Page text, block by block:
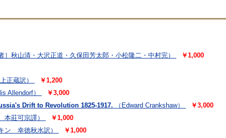
］秋山清・大沢正道・久保田芳太郎・小松隆二・中村完）
￥1,000
上正蔵訳）
￥1,200
Allendorf）
￥3,000
Drift to Revolution 1825-1917.
（Edward Crankshaw）
￥3,000
本莊可宗譯）
￥1,000
ン 幸徳秋水訳）
￥1,000